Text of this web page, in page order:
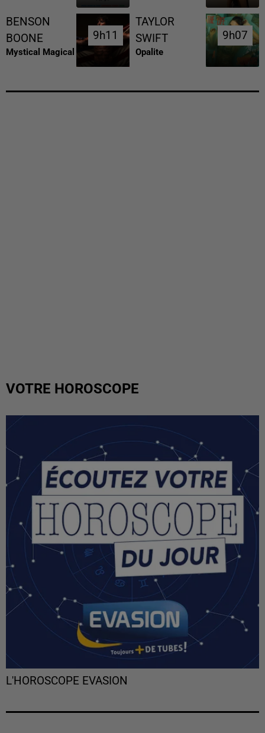
BENSON
BOONE
Mystical Magical
9h11
9h11
TAYLOR
SWIFT
Opalite
9h07
9h07
VOTRE HOROSCOPE
L'HOROSCOPE EVASION